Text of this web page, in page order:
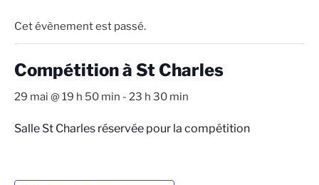
Cet évènement est passé.
Compétition à St Charles
29 mai @ 19 h 50 min - 23 h 30 min
Salle St Charles réservée pour la compétition